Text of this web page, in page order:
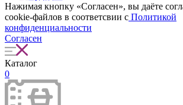
Нажимая кнопку «Согласен», вы даёте
cookie-файлов в соответсвии с Политикой
конфиденциальности
Согласен
Каталог
0